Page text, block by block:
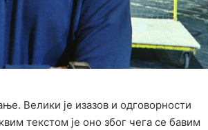
Велики је изазов и одговорности
текстом је оно због чега се бавим